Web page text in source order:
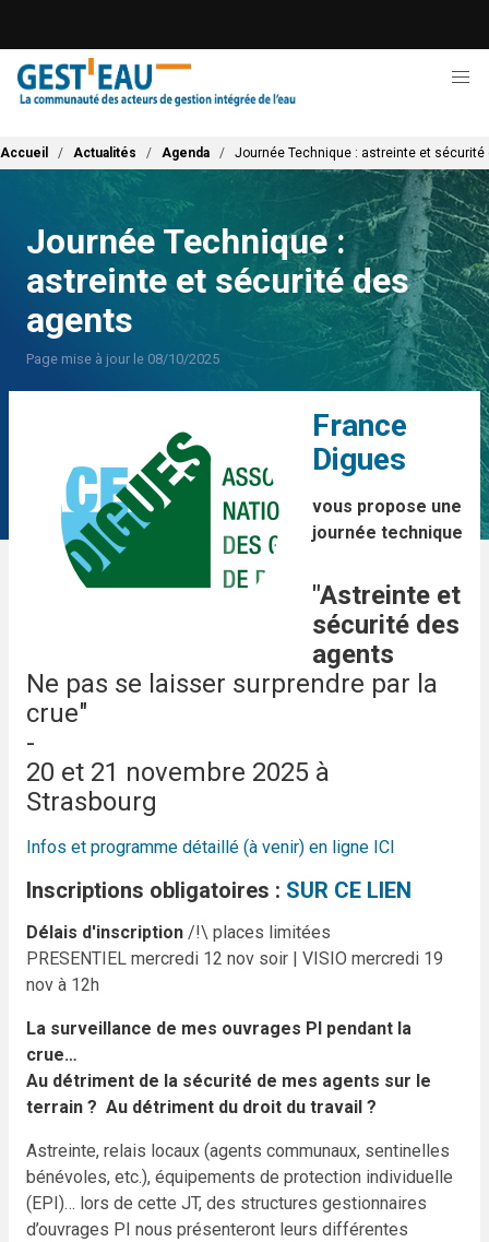
contenu
principal
Fil d'Ariane
Accueil Actualités Agenda Journée Technique : astreinte et sécurité
Journée Technique :
astreinte et sécurité des
agents
Page mise à jour le 08/10/2025
France
Digues
vous propose une
journée technique
"Astreinte et
sécurité des
agents
Ne pas se laisser surprendre par la
crue"
-
20 et 21 novembre 2025 à
Strasbourg
Infos et programme détaillé (à venir) en ligne ICI
Inscriptions obligatoires : SUR CE LIEN
Délais d'inscription /!\ places limitées
PRESENTIEL mercredi 12 nov soir | VISIO mercredi 19
nov à 12h
La surveillance de mes ouvrages PI pendant la
crue…
Au détriment de la sécurité de mes agents sur le
terrain ? Au détriment du droit du travail ?
Astreinte, relais locaux (agents communaux, sentinelles
bénévoles, etc.), équipements de protection individuelle
(EPI)… lors de cette JT, des structures gestionnaires
d’ouvrages PI nous présenteront leurs différentes